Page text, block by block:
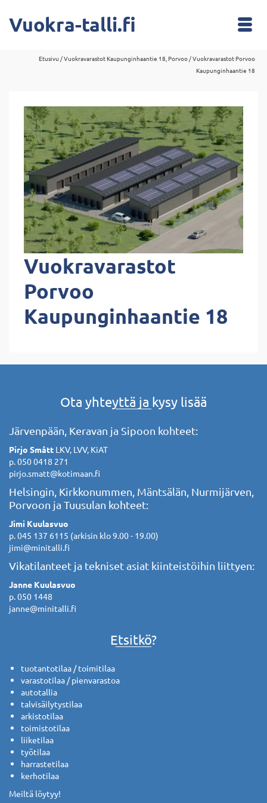
Vuokra-talli.fi
Etusivu /Vuokravarastot Kaupunginhaantie 18, Porvoo/Vuokravarastot Porvoo
Kaupunginhaantie 18
Vuokravarastot
Porvoo
Kaupunginhaantie 18
Ota yhteyttä ja kysy lisää
Järvenpään, Keravan ja Sipoon kohteet:
Pirjo Smått LKV, LVV, KiAT
p. 050 0418 271
pirjo.smatt@kotimaan.fi
Helsingin, Kirkkonummen, Mäntsälän, Nurmijärven,
Porvoon ja Tuusulan kohteet:
Jimi Kuulasvuo
p. 045 137 6115 (arkisin klo 9.00 - 19.00)
jimi@minitalli.fi
Vikatilanteet ja tekniset asiat kiinteistöihin liittyen:
Janne Kuulasvuo
p. 050 1448
janne@minitalli.fi
Etsitkö?
tuotantotilaa / toimitilaa
varastotilaa / pienvarastoa
autotallia
talvisäilytystilaa
arkistotilaa
toimistotilaa
liiketilaa
työtilaa
harrastetilaa
kerhotilaa
Meiltä löytyy!